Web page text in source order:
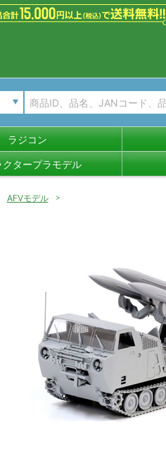
ラジコン
クタープラモデル
AFVモデル